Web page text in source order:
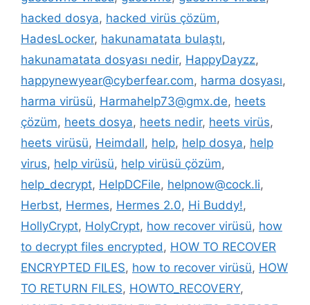
hacked dosya, hacked virüs çözüm,
HadesLocker, hakunamatata bulaştı,
hakunamatata dosyası nedir, HappyDayzz,
happynewyear@cyberfear.com, harma dosyası,
harma virüsü, Harmahelp73@gmx.de, heets
çözüm, heets dosya, heets nedir, heets virüs,
heets virüsü, Heimdall, help, help dosya, help
virus, help virüsü, help virüsü çözüm,
help_decrypt, HelpDCFile, helpnow@cock.li,
Herbst, Hermes, Hermes 2.0, Hi Buddy!,
HollyCrypt, HolyCrypt, how recover virüsü, how
to decrypt files encrypted, HOW TO RECOVER
ENCRYPTED FILES, how to recover virüsü, HOW
TO RETURN FILES, HOWTO_RECOVERY,